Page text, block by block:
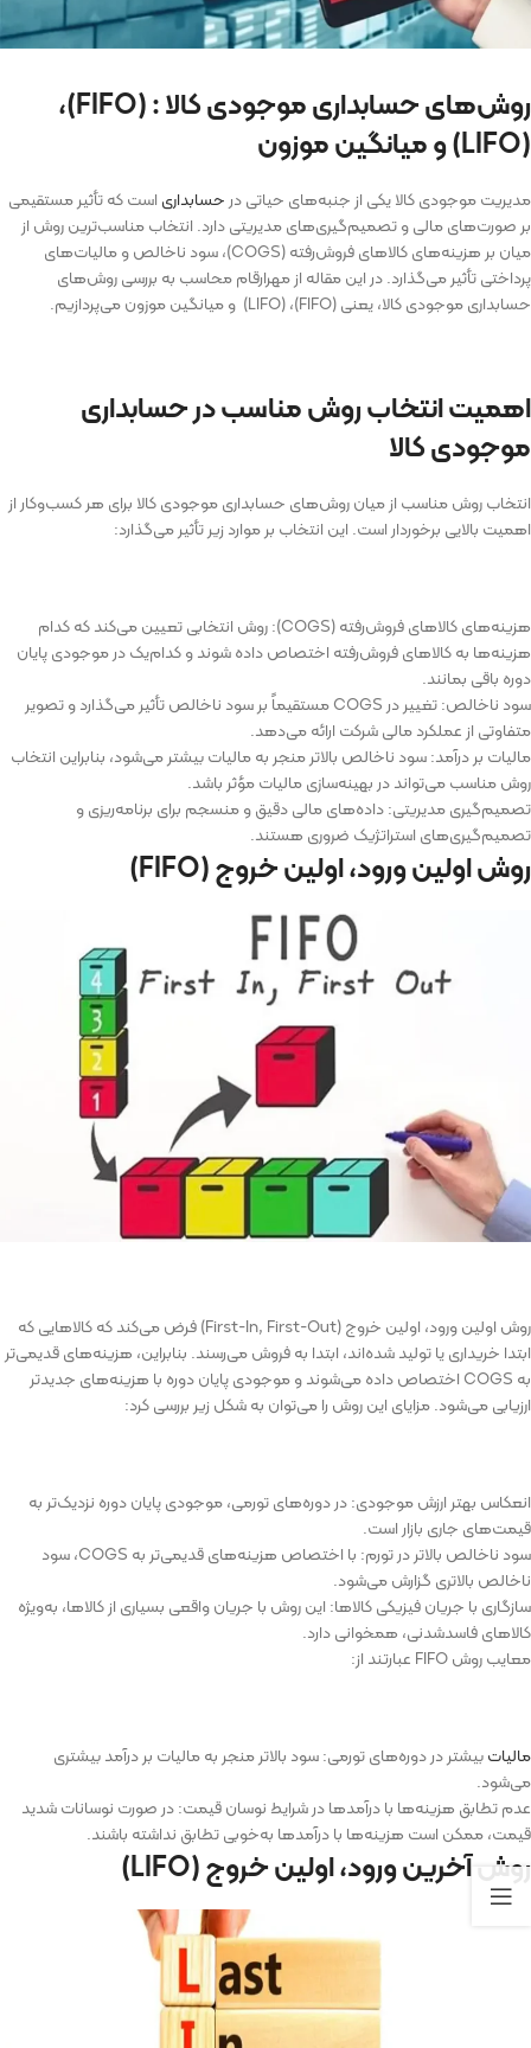
روش‌های حسابداری موجودی کالا :(FIFO)
،
(LIFO)
و میانگین موزون
مدیریت موجودی کالا یکی از جنبه‌های حیاتی درحسابداری است که تأثیر مستقیمی
بر صورت‌های مالی و تصمیم‌گیری‌های مدیریتی دارد. انتخاب مناسب‌ترین روش از
میان بر هزینه‌های کالاهای فروش‌رفته (COGS)، سود ناخالص و مالیات‌های
پرداختی تأثیر می‌گذارد. در این مقاله از مهرارقام محاسب به بررسی روش‌های
حسابداری موجودی کالا، یعنی (FIFO)، (LIFO) و میانگین موزون می‌پردازیم.
اهمیت انتخاب روش مناسب در حسابداری
موجودی کالا
انتخاب روش مناسب از میان روش‌های حسابداری موجودی کالا برای هر کسب‌وکار از
اهمیت بالایی برخوردار است. این انتخاب بر موارد زیر تأثیر می‌گذارد:
هزینه‌های کالاهای فروش‌رفته (COGS): روش انتخابی تعیین می‌کند که کدام
هزینه‌ها به کالاهای فروش‌رفته اختصاص داده شوند و کدام‌یک در موجودی پایان
دوره باقی بمانند.
سود ناخالص: تغییر در COGS مستقیماً بر سود ناخالص تأثیر می‌گذارد و تصویر
متفاوتی از عملکرد مالی شرکت ارائه می‌دهد.
مالیات بر درآمد: سود ناخالص بالاتر منجر به مالیات بیشتر می‌شود، بنابراین انتخاب
روش مناسب می‌تواند در بهینه‌سازی مالیات مؤثر باشد.
تصمیم‌گیری مدیریتی: داده‌های مالی دقیق و منسجم برای برنامه‌ریزی و
تصمیم‌گیری‌های استراتژیک ضروری هستند.
روش اولین ورود، اولین خروج (FIFO
)
روش اولین ورود، اولین خروج (First-In, First-Out) فرض می‌کند که کالاهایی که
ابتدا خریداری یا تولید شده‌اند، ابتدا به فروش می‌رسند. بنابراین، هزینه‌های قدیمی‌تر
به COGS اختصاص داده می‌شوند و موجودی پایان دوره با هزینه‌های جدیدتر
ارزیابی می‌شود. مزایای این روش را می‌توان به شکل زیر بررسی کرد:
انعکاس بهتر ارزش موجودی: در دوره‌های تورمی، موجودی پایان دوره نزدیک‌تر به
قیمت‌های جاری بازار است.
سود ناخالص بالاتر در تورم: با اختصاص هزینه‌های قدیمی‌تر به COGS، سود
ناخالص بالاتری گزارش می‌شود.
سازگاری با جریان فیزیکی کالاها: این روش با جریان واقعی بسیاری از کالاها، به‌ویژه
کالاهای فاسدشدنی، همخوانی دارد.
معایب روش FIFO عبارتند از:
مالیاتبیشتر در دوره‌های تورمی: سود بالاتر منجر به مالیات بر درآمد بیشتری
می‌شود.
عدم تطابق هزینه‌ها با درآمدها در شرایط نوسان قیمت: در صورت نوسانات شدید
قیمت، ممکن است هزینه‌ها با درآمدها به‌خوبی تطابق نداشته باشند.
روش آخرین ورود، اولین خروج (LIFO
)